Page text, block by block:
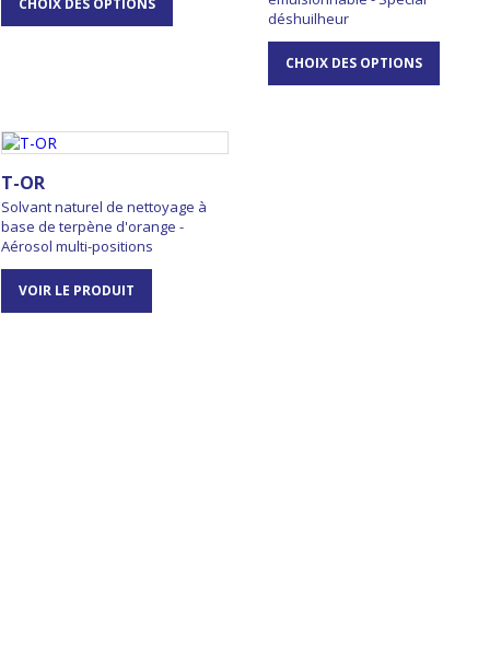
déshuilheur
CHOIX DES OPTIONS
T-OR
Solvant naturel de nettoyage à
base de terpène d'orange -
Aérosol multi-positions
VOIR LE PRODUIT